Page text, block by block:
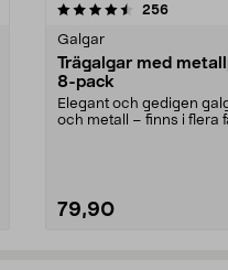
256
Galgar
Trägalgar med
8-pack
Elegant och gedigen
och metall – finns i flera
79,90
4.0av 5 stjärnor